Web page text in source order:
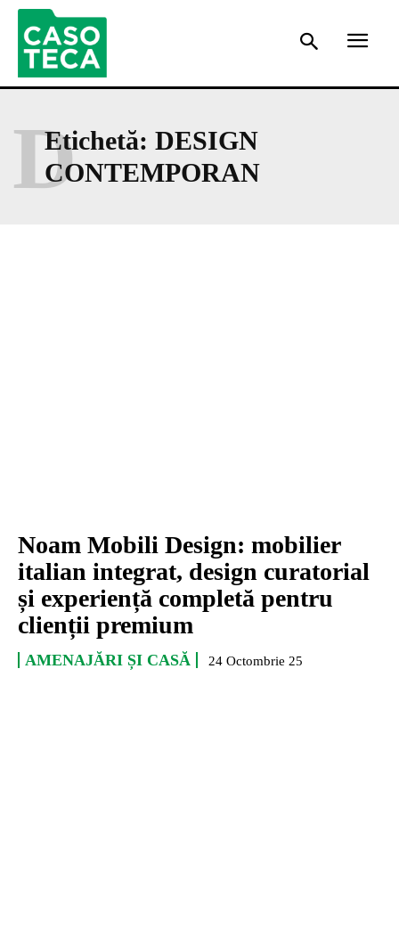
Etichetă: DESIGN
CONTEMPORAN
D
Noam Mobili Design: mobilier
italian integrat, design curatorial
și experiență completă pentru
clienții premium
AMENAJĂRI ȘI CASĂ 24 Octombrie 25